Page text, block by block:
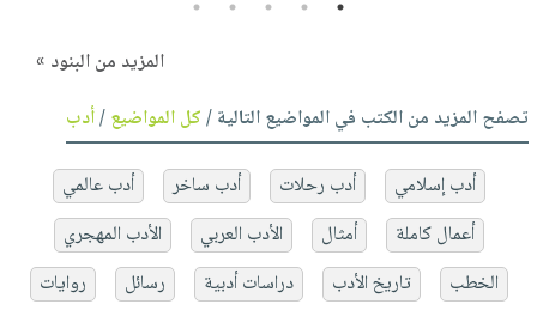
1
2
3
4
5
المزيد من البنود »
تصفح المزيد من الكتب في المواضيع التالية /كل المواضيع/أدب
أدب إسلامي أدب رحلات أدب ساخر
أدب عالمي
أعمال كاملة
أمثال الأدب العربي
الأدب المهجري
الخطب
تاريخ الأدب دراسات أدبية رسائل
روايات